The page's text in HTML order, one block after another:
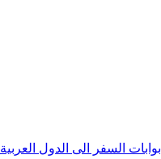
بوابات السفر الى الدول العربية